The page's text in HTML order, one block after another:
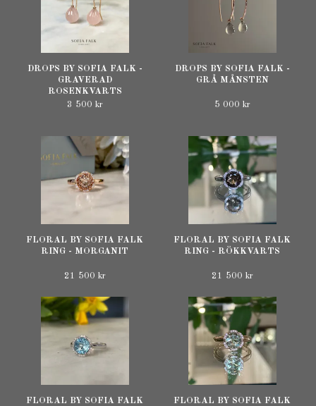
DROPS BY SOFIA FALK -
GRAVERAD
ROSENKVARTS
3 500 kr
DROPS BY SOFIA FALK -
GRÅ MÅNSTEN
5 000 kr
FLORAL BY SOFIA FALK
RING - MORGANIT
21 500 kr
FLORAL BY SOFIA FALK
RING - RÖKKVARTS
21 500 kr
FLORAL BY SOFIA FALK
FLORAL BY SOFIA FALK